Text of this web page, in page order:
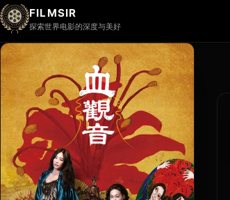
FILMSIR
探索世界电影的深度与美好